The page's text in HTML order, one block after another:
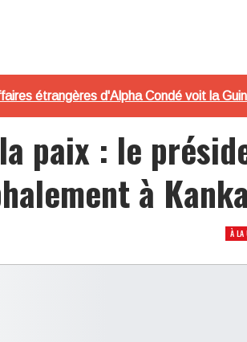
étrangères d'Alpha Condé voit la
paix : le
à
À LA